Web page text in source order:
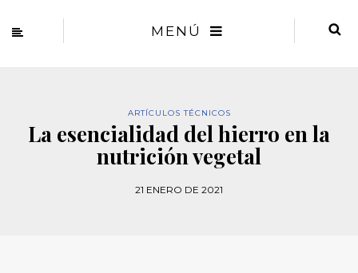
MENÚ
ARTÍCULOS TÉCNICOS
La esencialidad del hierro en la
nutrición vegetal
21 ENERO DE 2021